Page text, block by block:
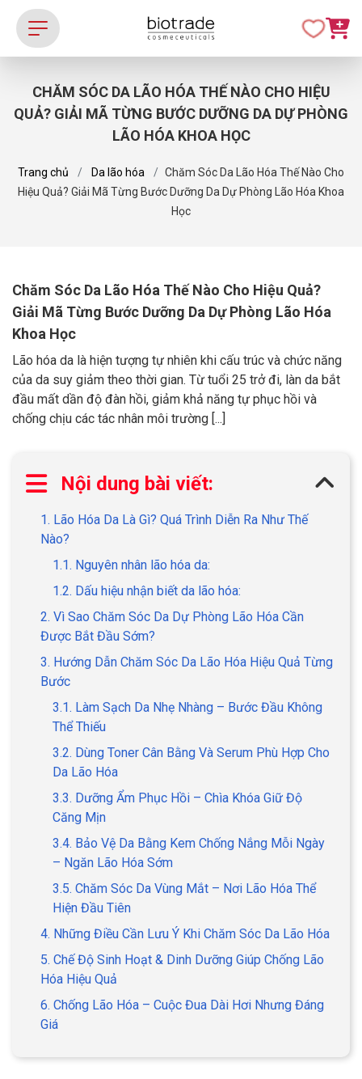
CHĂM SÓC DA LÃO HÓA THẾ NÀO CHO HIỆU
QUẢ? GIẢI MÃ TỪNG BƯỚC DƯỠNG DA DỰ PHÒNG
LÃO HÓA KHOA HỌC
Trang chủ Da lão hóa
Chăm Sóc Da Lão Hóa Thế Nào Cho
Hiệu Quả? Giải Mã Từng Bước Dưỡng Da Dự Phòng Lão Hóa Khoa
Học
Chăm Sóc Da Lão Hóa Thế Nào Cho Hiệu Quả?
Giải Mã Từng Bước Dưỡng Da Dự Phòng Lão Hóa
Khoa Học
Lão hóa da là hiện tượng tự nhiên khi cấu trúc và chức năng
của da suy giảm theo thời gian. Từ tuổi 25 trở đi, làn da bắt
đầu mất dần độ đàn hồi, giảm khả năng tự phục hồi và
chống chịu các tác nhân môi trường [...]
Nội dung bài viết:
1. Lão Hóa Da Là Gì? Quá Trình Diễn Ra Như Thế
Nào?
1.1. Nguyên nhân lão hóa da:
1.2. Dấu hiệu nhận biết da lão hóa:
2. Vì Sao Chăm Sóc Da Dự Phòng Lão Hóa Cần
Được Bắt Đầu Sớm?
3. Hướng Dẫn Chăm Sóc Da Lão Hóa Hiệu Quả Từng
Bước
3.1. Làm Sạch Da Nhẹ Nhàng – Bước Đầu Không
Thể Thiếu
3.2. Dùng Toner Cân Bằng Và Serum Phù Hợp Cho
Da Lão Hóa
3.3. Dưỡng Ẩm Phục Hồi – Chìa Khóa Giữ Độ
Căng Mịn
3.4. Bảo Vệ Da Bằng Kem Chống Nắng Mỗi Ngày
– Ngăn Lão Hóa Sớm
3.5. Chăm Sóc Da Vùng Mắt – Nơi Lão Hóa Thể
Hiện Đầu Tiên
4. Những Điều Cần Lưu Ý Khi Chăm Sóc Da Lão Hóa
5. Chế Độ Sinh Hoạt & Dinh Dưỡng Giúp Chống Lão
Hóa Hiệu Quả
6. Chống Lão Hóa – Cuộc Đua Dài Hơi Nhưng Đáng
Giá